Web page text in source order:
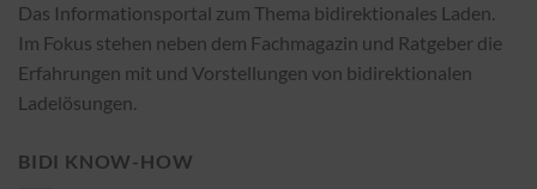
Das Informationsportal zum Thema bidirektionales Laden.
Im Fokus stehen neben dem Fachmagazin und Ratgeber die
Erfahrungen mit und Vorstellungen von bidirektionalen
Ladelösungen.
BIDI KNOW-HOW